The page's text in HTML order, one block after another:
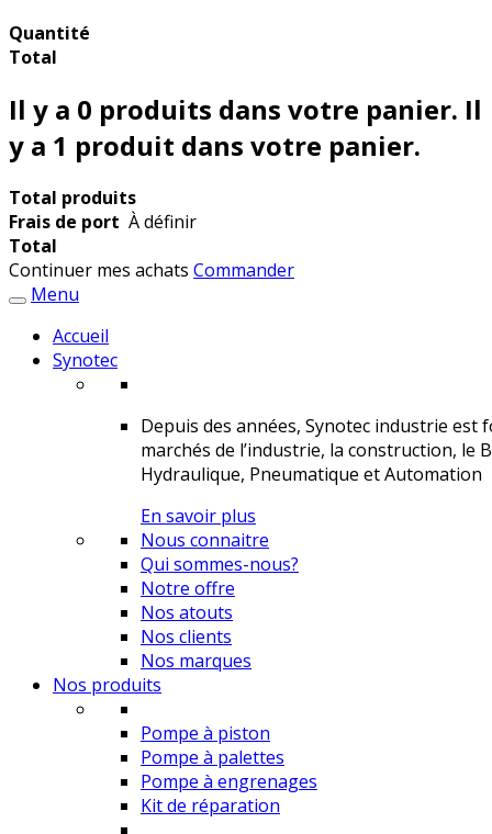
Quantité
Total
Il y a 0 produits dans votre panier. Il
y a 1 produit dans votre panier.
Total produits
Frais de port À définir
Total
Continuer mes achats Commander
Menu
Accueil
Synotec
Depuis des années, Synotec industrie
marchés de l’industrie, la construction, le
Hydraulique, Pneumatique et Automation
En savoir plus
Nous connaitre
Qui sommes-nous?
Notre offre
Nos atouts
Nos clients
Nos marques
Nos produits
Pompe à piston
Pompe à palettes
Pompe à engrenages
Kit de réparation